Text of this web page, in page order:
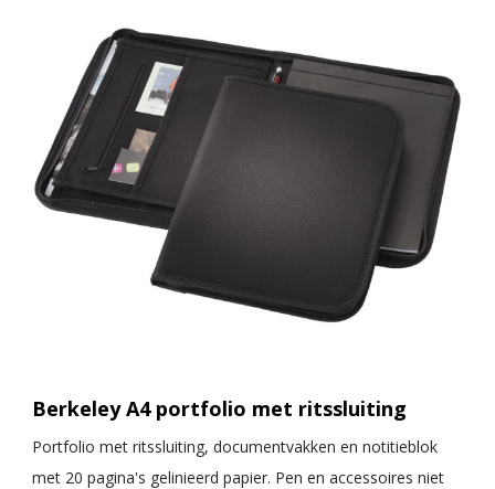
Berkeley A4 portfolio met ritssluiting
Portfolio met ritssluiting, documentvakken en notitieblok
met 20 pagina's gelinieerd papier. Pen en accessoires niet